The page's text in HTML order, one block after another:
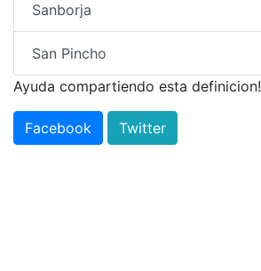
Sanborja
San Pincho
Ayuda compartiendo esta definicion!
Facebook Twitter